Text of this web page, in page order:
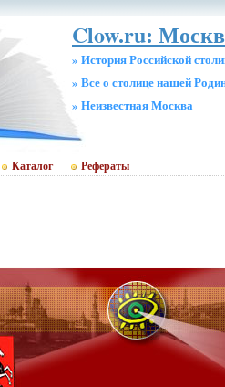
Clow.ru:
» История Российской
» Все о столице нашей
» Неизвестная Москва
Каталог Рефераты